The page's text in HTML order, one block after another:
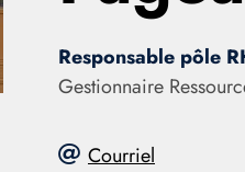
Responsable pôle
Gestionnaire
Courriel